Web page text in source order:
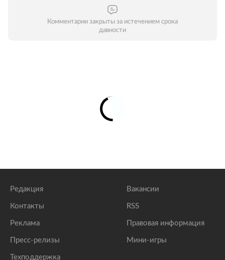
Комментарии закрыты за истечением срока
давности
Редакция
Контакты
Реклама
Пресс-релизы
Техподдержка
Вакансии
RSS
Правовая информация
Мини-игры